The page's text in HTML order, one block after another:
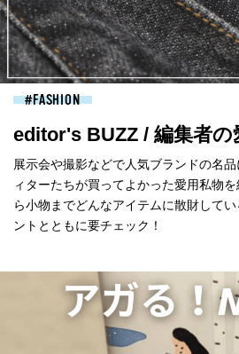
FASHION
editor's BUZZ / 編集者の
展示会や撮影などで人気ブランドの名
ィターたちが買ってよかった愛用私物
ら小物までどんなアイテムに散財して
ントとともに要チェック！